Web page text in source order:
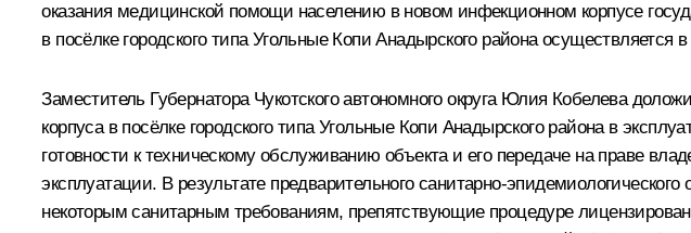
оказания медицинской помощи населению в новом инфекционном корпусе
в посёлке городского типа Угольные Копи Анадырского района осуществляется
Заместитель Губернатора Чукотского автономного округа Юлия Кобелева
корпуса в посёлке городского типа Угольные Копи Анадырского района в
готовности к техническому обслуживанию объекта и его передаче на праве
эксплуатации. В результате предварительного санитарно-
некоторым санитарным требованиям, препятствующие процедуре